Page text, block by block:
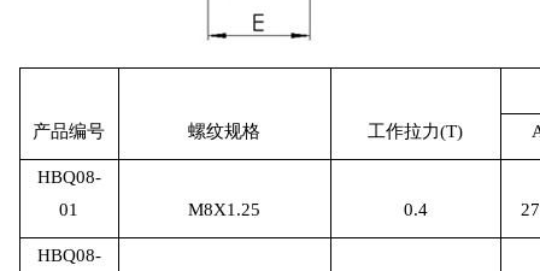
产品编号 螺纹规格 工作拉力(T)
HBQ08-
01
M8X1.25 0.4
HBQ08-